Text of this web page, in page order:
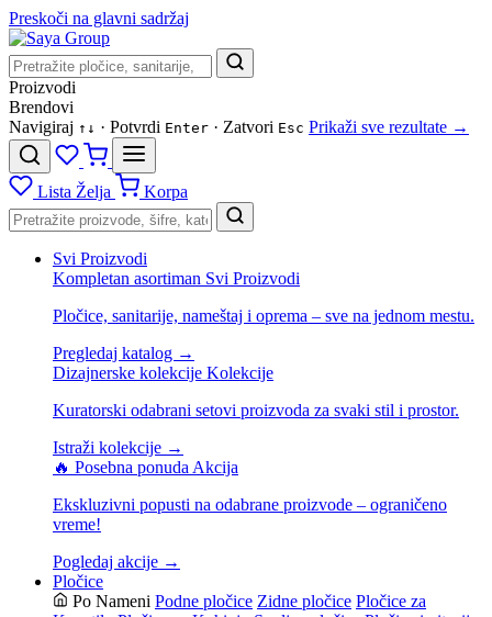
Preskoči na glavni sadržaj
Proizvodi
Brendovi
Navigiraj ↑ ↓ · Potvrdi Enter · Zatvori Esc Prikaži sve rezultate →
Lista Želja Korpa
Svi Proizvodi
Kompletan asortiman Svi Proizvodi
Pločice, sanitarije, nameštaj i oprema – sve na jednom mestu.
Pregledaj katalog →
Dizajnerske kolekcije Kolekcije
Kuratorski odabrani setovi proizvoda za svaki stil i prostor.
Istraži kolekcije →
🔥 Posebna ponuda Akcija
Ekskluzivni popusti na odabrane proizvode – ograničeno
vreme!
Pogledaj akcije →
Pločice
Po Nameni Podne pločice Zidne pločice Pločice za